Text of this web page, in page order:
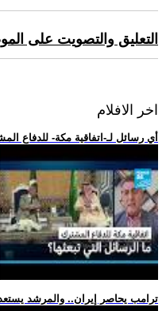
التعليق والتصويت على
اخر الافلام
.. أي رسائل لـ-اتفاقية مكة- للدفاع
.. ترامب يحاصر إيران.. والمرشد